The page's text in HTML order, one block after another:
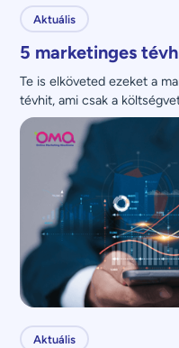
Aktuális
5 marketinges
Te is elköveted ezeket a
tévhit, ami csak a
nem növeli.
Aktuális